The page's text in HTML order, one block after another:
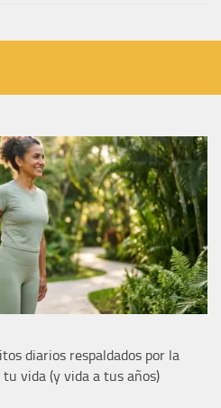
diarios respaldados por la
vida (y vida a tus años)